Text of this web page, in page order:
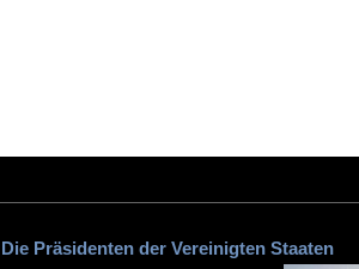
Die Präsidenten der Vereinigten Staaten